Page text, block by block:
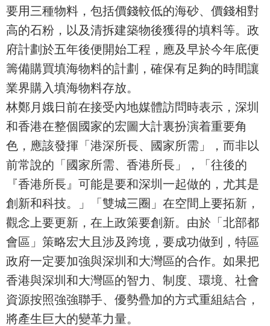
要用三種物料，包括價錢較低的海砂、價錢相對
高的石粉，以及清拆建築物後獲得的填料等。政
府計劃於五年後便開始工程，應及早於今年底便
籌備購買填海物料的計劃，確保有足夠的時間讓
業界購入填海物料存放。
林鄭月娥日前在接受內地媒體訪問時表示，深圳
和香港在整個國家的宏圖大計裏扮演着重要角
色，應該發揮「港深所長、國家所需」，而非以
前常說的「國家所需、香港所長」，「往後的
『香港所長』可能是要和深圳一起做的，尤其是
創新和科技。」「雙城三圈」在空間上要拓新，
觀念上要更新，在上政策要創新。由於「北部都
會區」策略宏大且涉及跨境，要成功做到，特區
政府一定要加強與深圳和大灣區的合作。如果把
香港與深圳和大灣區的智力、制度、環境、社會
資源按照強強聯手、優勢疊加的方式重組結合，
將產生巨大的變革力量。